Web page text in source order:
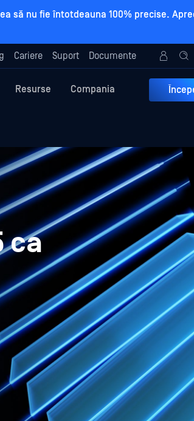
să nu fie întotdeauna 100% precise.
Cariere Suport Documente
Resurse Compania
ca